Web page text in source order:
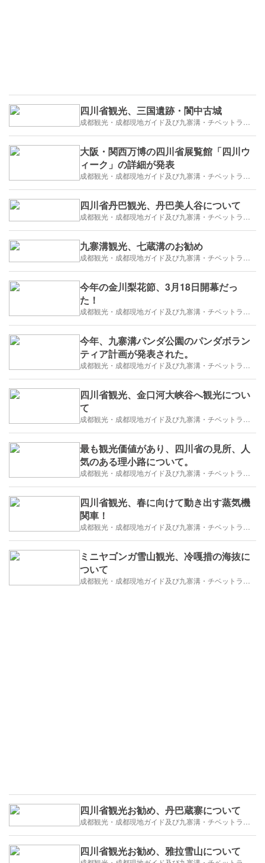
四川省観光、三国遺跡・閬中古城
大阪・関西万博の四川省展覧館「四川ウ
ィーク」の詳細が発表
四川省丹巴観光、丹巴美人谷について
九寨溝観光、七蔵溝のお勧め
今年の金川梨花節、3月18日開幕だっ
た！
今年、九寨溝パンダ公園のパンダボラン
ティア計画が発表された。
四川省観光、金口河大峡谷へ観光につい
て
最も観光価値があり、四川省の見所、人
気のある理小路について。
四川省観光、春に向けて動き出す蒸気機
関車！
ミニヤゴンガ雪山観光、冷嘎措の海抜に
ついて
四川省観光お勧め、丹巴蔵寨について
四川省観光お勧め、雅拉雪山について